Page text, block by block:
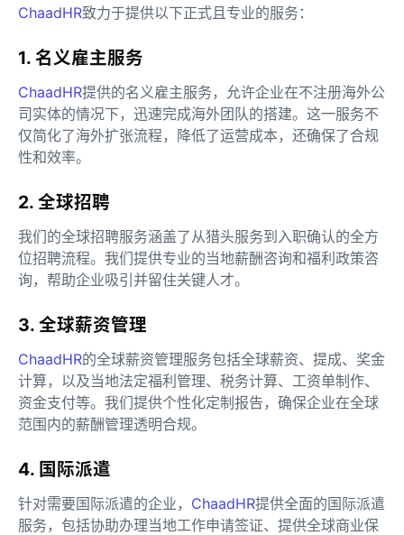
ChaadHR致力于提供以下正式且专业的服务：
1. 名义雇主服务
ChaadHR提供的名义雇主服务，允许企业在不注册海外公
司实体的情况下，迅速完成海外团队的搭建。这一服务不
仅简化了海外扩张流程，降低了运营成本，还确保了合规
性和效率。
2. 全球招聘
我们的全球招聘服务涵盖了从猎头服务到入职确认的全方
位招聘流程。我们提供专业的当地薪酬咨询和福利政策咨
询，帮助企业吸引并留住关键人才。
3. 全球薪资管理
ChaadHR的全球薪资管理服务包括全球薪资、提成、奖金
计算，以及当地法定福利管理、税务计算、工资单制作、
资金支付等。我们提供个性化定制报告，确保企业在全球
范围内的薪酬管理透明合规。
4. 国际派遣
针对需要国际派遣的企业， ChaadHR提供全面的国际派遣
服务，包括协助办理当地工作申请签证、提供全球商业保